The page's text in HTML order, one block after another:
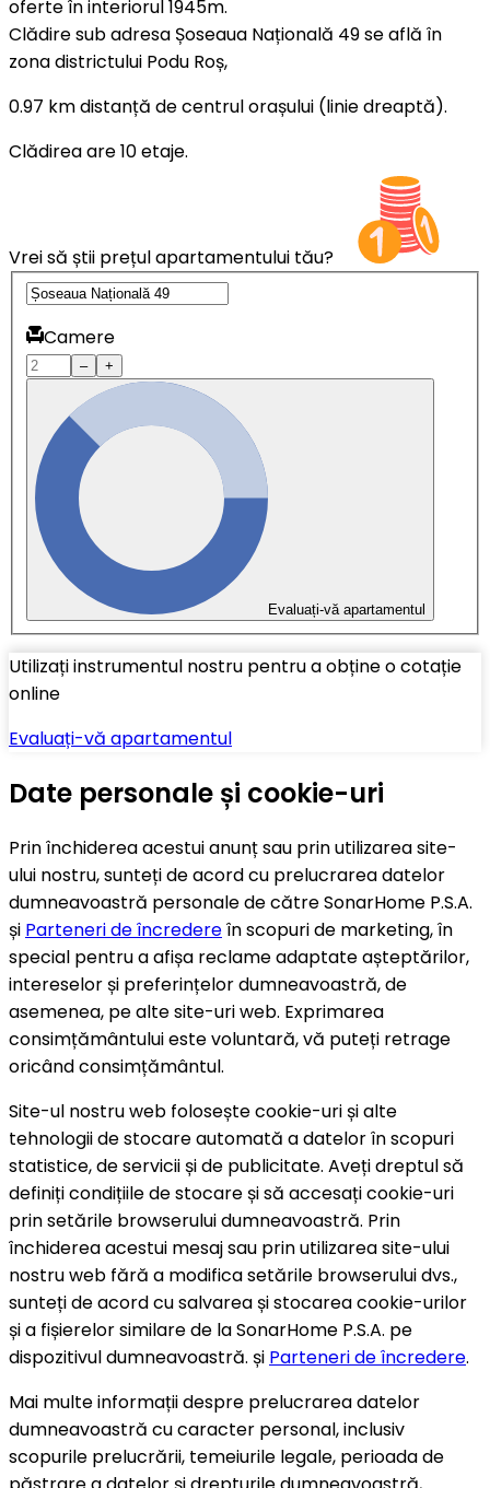
oferte în interiorul 1945m.
Clădire sub adresa Șoseaua Națională 49 se află în
zona districtului Podu Roș,
0.97 km distanță de centrul orașului (linie dreaptă).
Clădirea are 10 etaje.
Vrei să știi prețul apartamentului tău?
Camere
– +
Evaluați-vă apartamentul
Utilizați instrumentul nostru pentru a obține o cotație
online
Evaluați-vă apartamentul
Date personale și cookie-uri
Prin închiderea acestui anunț sau prin utilizarea site-
ului nostru, sunteți de acord cu prelucrarea datelor
dumneavoastră personale de către SonarHome P.S.A.
și Parteneri de încredereîn scopuri de marketing, în
special pentru a afișa reclame adaptate așteptărilor,
intereselor și preferințelor dumneavoastră, de
asemenea, pe alte site-uri web. Exprimarea
consimțământului este voluntară, vă puteți retrage
oricând consimțământul.
Site-ul nostru web folosește cookie-uri și alte
tehnologii de stocare automată a datelor în scopuri
statistice, de servicii și de publicitate. Aveți dreptul să
definiți condițiile de stocare și să accesați cookie-uri
prin setările browserului dumneavoastră. Prin
închiderea acestui mesaj sau prin utilizarea site-ului
nostru web fără a modifica setările browserului dvs.,
sunteți de acord cu salvarea și stocarea cookie-urilor
și a fișierelor similare de la SonarHome P.S.A. pe
dispozitivul dumneavoastră. și Parteneri de încredere.
Mai multe informații despre prelucrarea datelor
dumneavoastră cu caracter personal, inclusiv
scopurile prelucrării, temeiurile legale, perioada de